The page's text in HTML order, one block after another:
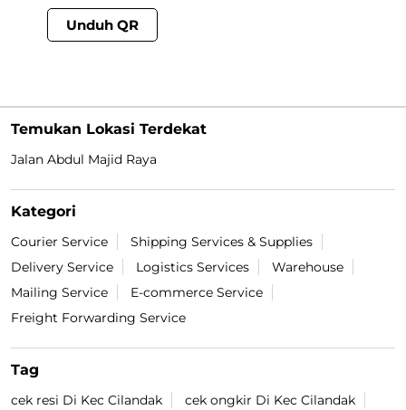
Unduh QR
Temukan Lokasi Terdekat
Jalan Abdul Majid Raya
Kategori
Courier Service
Shipping Services & Supplies
Delivery Service
Logistics Services
Warehouse
Mailing Service
E-commerce Service
Freight Forwarding Service
Tag
cek resi Di Kec Cilandak
cek ongkir Di Kec Cilandak